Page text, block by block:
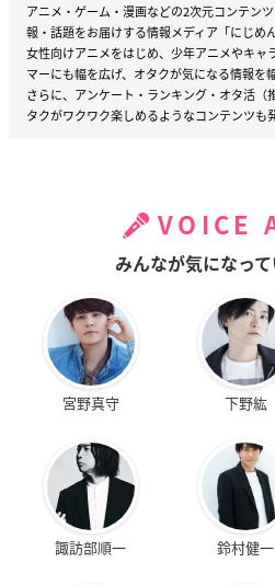
アニメ・ゲーム・漫画などの2次元コンテン
報・話題をお届けする情報メディア「にじめん
女性向けアニメをはじめ、少年アニメやキャ
マーにも幅を広げ、オタクが気になる情報を
さらに、アンケート・ランキング・オタ活（
タクがワクワク楽しめるようなコンテンツも
VOICE
みんなが気になっ
宮野真守 下野紘
諏訪部順一 鈴村健一